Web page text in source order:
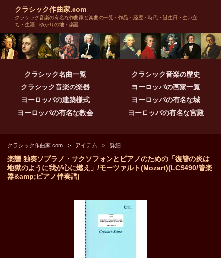
クラシック作曲家.com
クラシック音楽の有名な作曲家と楽曲の一覧・作品・経歴・時代・誕生日・生い立
ち・生涯・ゆかりの地・楽器
クラシック名曲一覧
クラシック音楽の歴史
クラシック音楽の楽器
ヨーロッパの画家一覧
ヨーロッパの建築様式
ヨーロッパの有名な城
ヨーロッパの有名な教会
ヨーロッパの有名な宮殿
クラシック作曲家.com アイテム 詳細
楽譜 独奏ソプラノ・サクソフォンとピアノのための「復讐の炎は
地獄のように我が心に燃え」/モーツァルト(Mozart)(LCS490/管楽
器&amp;ピアノ伴奏譜)